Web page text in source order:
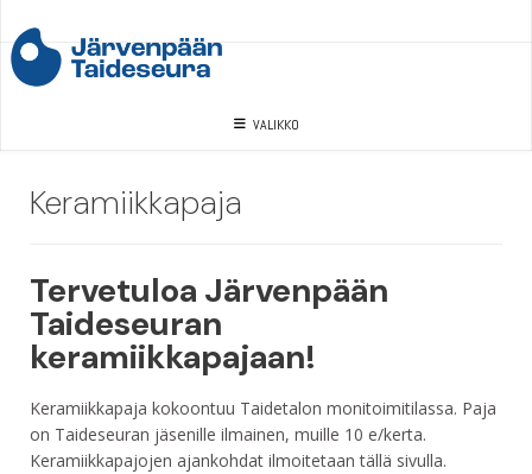
to
content
VALIKKO
Keramiikkapaja
Tervetuloa Järvenpään
Taideseuran
keramiikkapajaan!
Keramiikkapaja kokoontuu Taidetalon monitoimitilassa. Paja
on Taideseuran jäsenille ilmainen, muille 10 e/kerta.
Keramiikkapajojen ajankohdat ilmoitetaan tällä sivulla.